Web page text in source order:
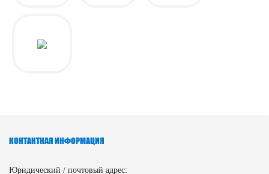
КОНТАКТНАЯ ИНФОРМАЦИЯ
Юридический / почтовый адрес: